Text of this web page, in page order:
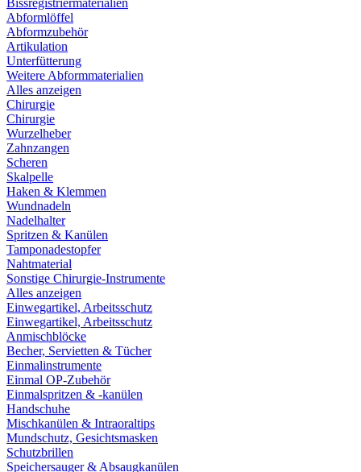
Bissregistriermaterialien
Abformlöffel
Abformzubehör
Artikulation
Unterfütterung
Weitere Abformmaterialien
Alles anzeigen
Chirurgie
Chirurgie
Wurzelheber
Zahnzangen
Scheren
Skalpelle
Haken & Klemmen
Wundnadeln
Nadelhalter
Spritzen & Kanülen
Tamponadestopfer
Nahtmaterial
Sonstige Chirurgie-Instrumente
Alles anzeigen
Einwegartikel, Arbeitsschutz
Einwegartikel, Arbeitsschutz
Anmischblöcke
Becher, Servietten & Tücher
Einmalinstrumente
Einmal OP-Zubehör
Einmalspritzen & -kanülen
Handschuhe
Mischkanülen & Intraoraltips
Mundschutz, Gesichtsmasken
Schutzbrillen
Speichersauger & Absaugkanülen